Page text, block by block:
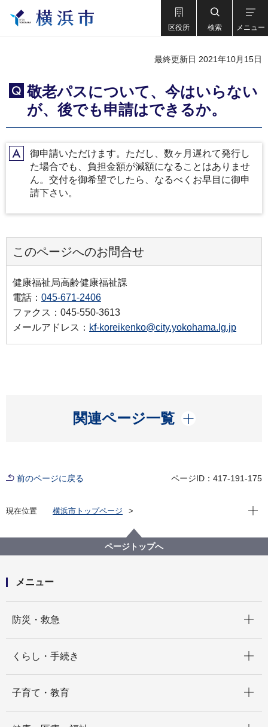
区役所 検索 メニュー
最終更新日 2021年10月15日
Q
敬老パスについて、今はいらない
が、後でも申請はできるか。
A御申請いただけます。ただし、数ヶ月遅れて発行し
た場合でも、負担金額が減額になることはありませ
ん。交付を御希望でしたら、なるべくお早目に御申
請下さい。
このページへのお問合せ
健康福祉局高齢健康福祉課
電話： 045-671-2406
ファクス：045-550-3613
メールアドレス： kf-koreikenko@city.yokohama.lg.jp
関連ページ一覧
開く
前のページに戻る ページID：417-191-175
現在位置
横浜市トップページ
健康福祉局
敬老パスについて、今はいらないが、後でも申請はで
現在
ページトップへ
メニュー
防災・救急
くらし・手続き
子育て・教育